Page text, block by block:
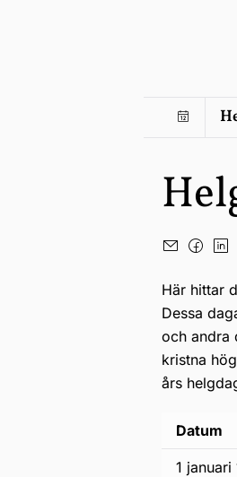
Här hittar
Dessa
och andra
kristna
års
Datum
1 januari